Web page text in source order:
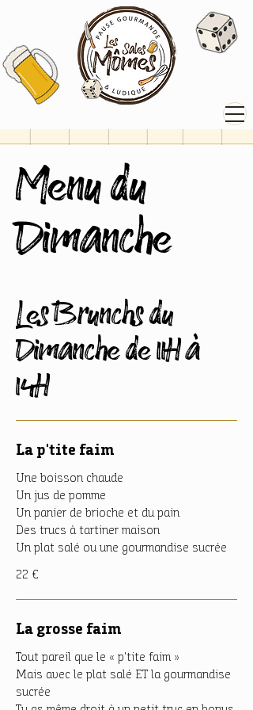
Menu du
Dimanche
Les Brunchs du
Dimanche de 11H à
14H
La p'tite faim
Une boisson chaude
Un jus de pomme
Un panier de brioche et du pain
Des trucs à tartiner maison
Un plat salé ou une gourmandise sucrée
22 €
La grosse faim
Tout pareil que le « p'tite faim »
Mais avec le plat salé ET la gourmandise
sucrée